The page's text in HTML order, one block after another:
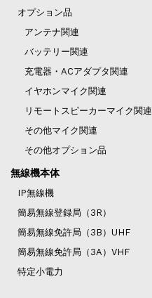
オプション品
アンテナ関連
バッテリー関連
充電器・ACアダプタ関連
イヤホンマイク関連
リモートスピーカーマイク関連
その他マイク関連
その他オプション品
無線機本体
IP無線機
簡易無線登録局（3R）
簡易無線免許局（3B）UHF
簡易無線免許局（3A）VHF
特定小電力